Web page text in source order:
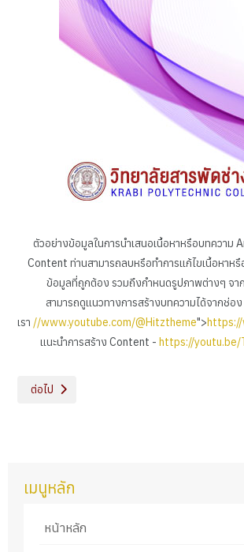
ตัวอย่างข้อมูลในการนำเสนอเนื้อหาหรือบทความ
Content ท่านสามารถลบหรือทำการแก้ไขเนื้อหาห
ข้อมูลที่ถูกต้อง รวมถึงกำหนดรูปภาพต่างๆ จา
สามารถดูแนวทางการสร้างบทความได้จากช่อ
เรา //www.youtube.com/@Hitztheme">
แนะนำการสร้าง Content -https://youtu.be/
เนื้อหาถัดไป: วารสารวิทยาลัยเล่มที่ 5
ต่อไป
เมนูหลัก
หน้าหลัก